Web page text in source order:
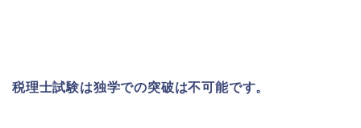
税理士試験は独学での突破は不可能です。